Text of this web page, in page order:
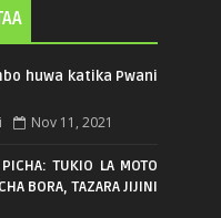
huwa katika Pwani
Nov 11, 2021
TUKIO LA MOTO
BORA, TAZARA JIJINI